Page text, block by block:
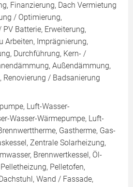
Finanzierung, Dach Vermietung
/ Optimierung,
Batterie, Erweiterung,
Arbeiten, Imprägnierung,
Durchführung, Kern- /
Außendämmung,
/ Badsanierung
Luft-Wasser-
Wasser-Wärmepumpe, Luft-
Gastherme, Gas-
Zentrale Solarheizung,
Brennwertkessel, Öl-
Pelletofen,
Wand / Fassade,